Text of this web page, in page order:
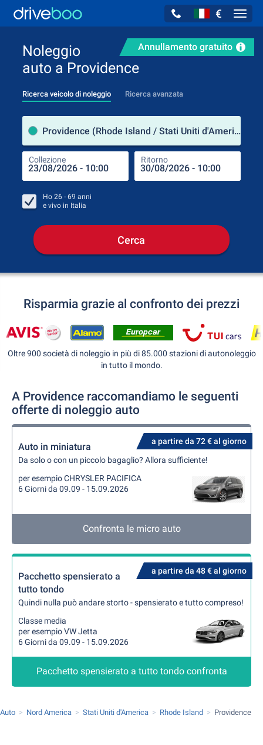
€
Annullamento gratuito
Noleggio
auto a Providence
Ricerca veicolo di noleggio Ricerca avanzata
Providence (Rhode Island / Stati Uniti d'America)
Collezione Ritorno
Ho 26 - 69 anni
e vivo in Italia
Cerca
Risparmia grazie al confronto dei prezzi
Oltre 900 società di noleggio in più di 85.000 stazioni di autonoleggio
in tutto il mondo.
A Providence raccomandiamo le seguenti
offerte di noleggio auto
a partire da 72 € al giorno
Auto in miniatura
Da solo o con un piccolo bagaglio? Allora sufficiente!
per esempio CHRYSLER PACIFICA
6 Giorni da 09.09 - 15.09.2026
Confronta le micro auto
a partire da 48 € al giorno
Pacchetto spensierato a
tutto tondo
Quindi nulla può andare storto - spensierato e tutto compreso!
Classe media
per esempio VW Jetta
6 Giorni da 09.09 - 15.09.2026
Pacchetto spensierato a tutto tondo confronta
Nord America Stati Uniti d'America Rhode Island Providence